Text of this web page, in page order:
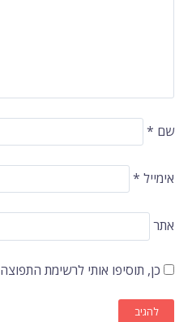
שם *
אימייל *
אתר
כן, תוסיפו אותי לרשימת התפוצה